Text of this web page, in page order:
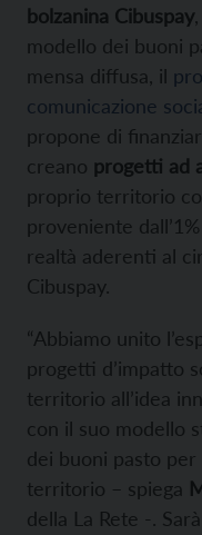
bolzanina Cibuspay
modello dei buoni
mensa diffusa, il
comunicazione
propone di
creano progetti ad
proprio territorio
proveniente
realtà aderenti al
Cibuspay.
“Abbiamo unito
progetti d’impatto
territorio all’idea
con il suo modello
dei buoni pasto
territorio – spiega
della La Rete -.